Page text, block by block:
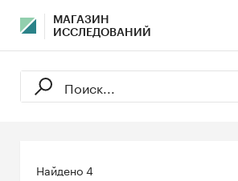
МАГАЗИН
ИССЛЕДОВАНИЙ
Найдено4